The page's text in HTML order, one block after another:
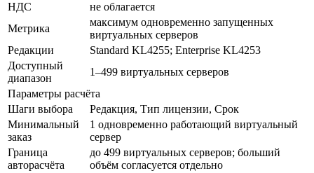
НДС
не облагается
Метрика
максимум одновременно запущенных
виртуальных серверов
Редакции
Standard KL4255; Enterprise KL4253
Доступный
диапазон
1–499 виртуальных серверов
Параметры расчёта
Шаги выбора
Редакция, Тип лицензии, Срок
Минимальный
заказ
1 одновременно работающий виртуальный
сервер
Граница
авторасчёта
до 499 виртуальных серверов; больший
объём согласуется отдельно